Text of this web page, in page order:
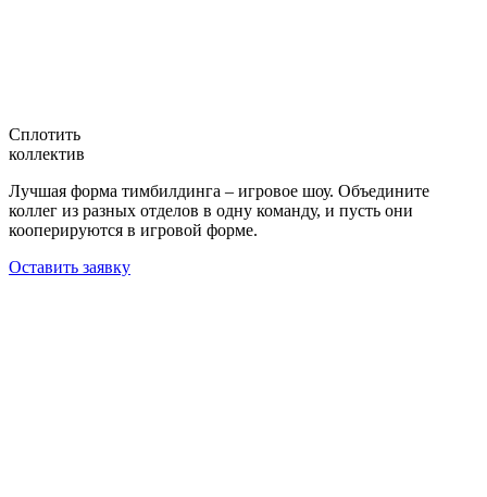
Сплотить
коллектив
Лучшая форма тимбилдинга – игровое шоу. Объедините
коллег из разных отделов в одну команду, и пусть они
кооперируются в игровой форме.
Оставить заявку